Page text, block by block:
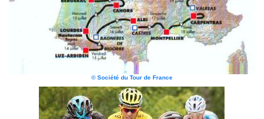
© Société du Tour de France